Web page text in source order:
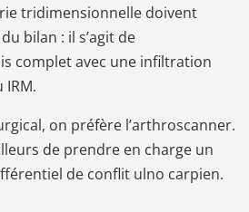
tridimensionnelle doivent
bilan : il s’agit de
complet avec une infiltration
on préfère l’arthroscanner.
de prendre en charge un
de conflit ulno carpien.